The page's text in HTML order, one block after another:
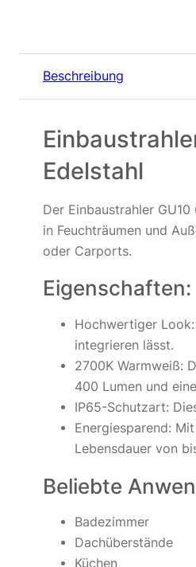
Beschreibung
Edelstahl
Der Einbaustrahler
in Feuchträumen und
oder Carports.
Eigenschaften:
Hochwertiger
integrieren lässt.
2700K Warmweiß:
400 Lumen und
IP65-Schutzart:
Energiesparend:
Lebensdauer von
Beliebte
Badezimmer
Dachüberstände
Küchen